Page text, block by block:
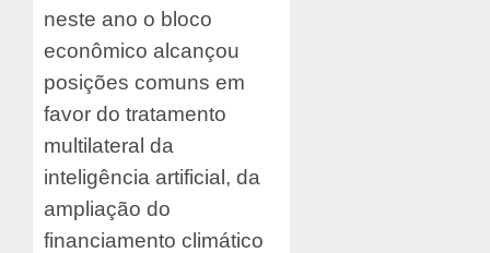
neste ano o bloco
econômico alcançou
posições comuns em
favor do tratamento
multilateral da
inteligência artificial, da
ampliação do
financiamento climático